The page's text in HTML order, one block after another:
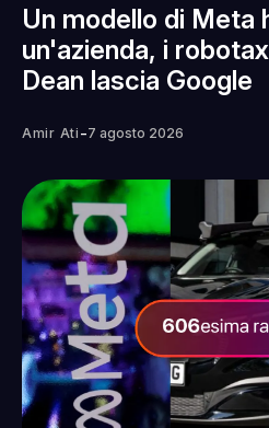
Un modello di Meta
un'azienda, i
Dean lascia Google
Amir Ati -7 agosto 2026